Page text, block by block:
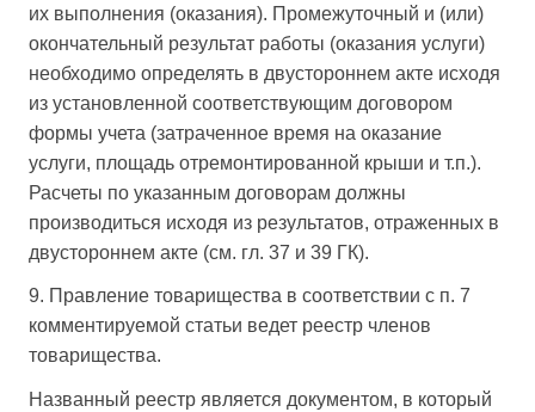
их выполнения (оказания). Промежуточный и (или)
окончательный результат работы (оказания услуги)
необходимо определять в двустороннем акте исходя
из установленной соответствующим договором
формы учета (затраченное время на оказание
услуги, площадь отремонтированной крыши и т.п.).
Расчеты по указанным договорам должны
производиться исходя из результатов, отраженных в
двустороннем акте (см. гл. 37 и 39 ГК).
9. Правление товарищества в соответствии с п. 7
комментируемой статьи ведет реестр членов
товарищества.
Названный реестр является документом, в который